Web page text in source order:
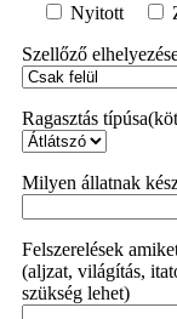
Nyitott
Szellőző
Ragasztás
Milyen állatnak
Felszerelések
(aljzat, világítás,
szükség lehet)